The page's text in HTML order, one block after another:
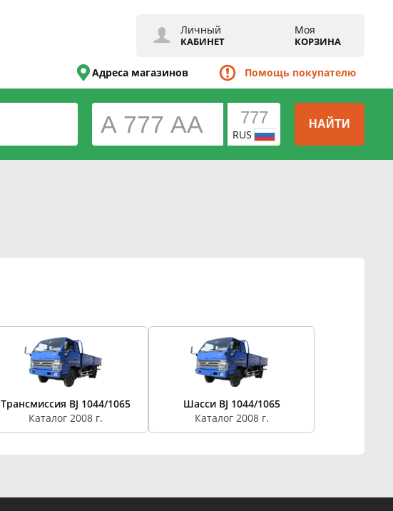
Личный
КАБИНЕТ
Моя
КОРЗИНА
Адреса магазинов Помощь покупателю
RUS
НАЙТИ
Трансмиссия BJ 1044/1065
Каталог 2008 г.
Шасси BJ 1044/1065
Каталог 2008 г.